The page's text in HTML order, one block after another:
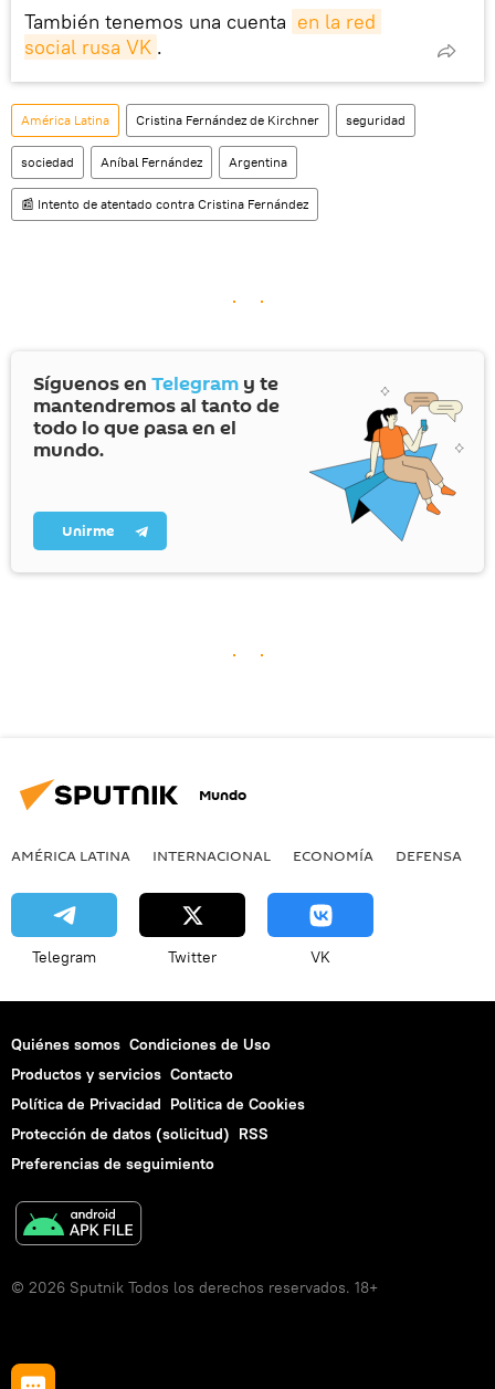
También tenemos una cuenta en la red
social rusa VK .
América Latina Cristina Fernández de Kirchner seguridad
sociedad Aníbal Fernández Argentina
📰 Intento de atentado contra Cristina Fernández
Síguenos en Telegram y te
mantendremos al tanto de
todo lo que pasa en el
mundo.
Unirme
Mundo
AMÉRICA LATINA INTERNACIONAL ECONOMÍA DEFENSA
Telegram Twitter VK
Quiénes somos Condiciones de Uso
Productos y servicios Contacto
Política de Privacidad Politica de Cookies
Protección de datos (solicitud) RSS
Preferencias de seguimiento
© 2026 Sputnik Todos los derechos reservados. 18+